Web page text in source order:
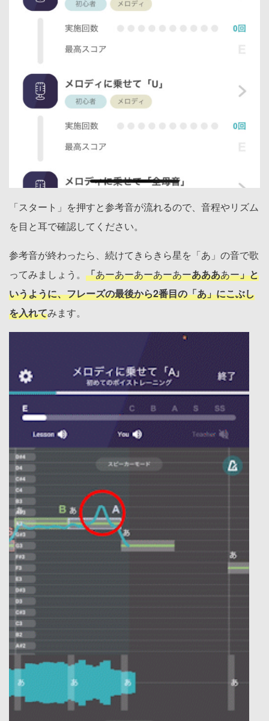
「スタート」を押すと参考音が流れるので、音程やリズム
を目と耳で確認してください。
参考音が終わったら、続けてきらきら星を「あ」の音で歌
ってみましょう。 「あーあーあーあーあーああああー」と
いうように、フレーズの最後から2番目の「あ」にこぶし
を入れてみます。